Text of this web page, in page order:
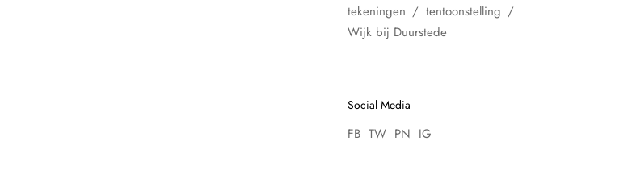
tekeningen
tentoonstelling
Wijk bij Duurstede
Social Media
FB TW PN IG